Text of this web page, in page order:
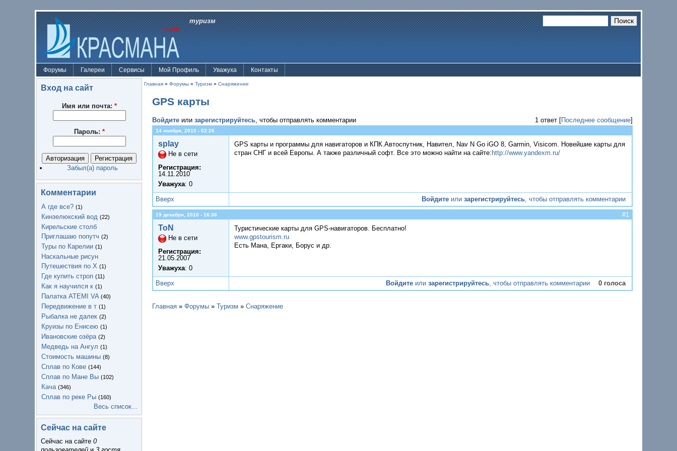
туризм
Форумы Галереи Сервисы Мой Профиль Уважуха Контакты
Вход на сайт
Имя или почта: *
Пароль: *
Забыл(а) пароль
Комментарии
А где все? (1)
Кинзелюкский вод (22)
Кирельские столб
Приглашаю попутч (2)
Туры по Карелии (1)
Наскальные рисун
Путешествия по Х (1)
Где купить строп (11)
Как я научился к (1)
Палатка ATEMI VA (40)
Передвижение в т (1)
Рыбалка не далек (2)
Круизы по Енисею (1)
Ивановские озёра (2)
Медведь на Ангул (1)
Стоимость машины (8)
Сплав по Кове (144)
Сплав по Мане Вы (102)
Кача (346)
Сплав по реке Ры (160)
Весь список...
Сейчас на сайте
Сейчас на сайте 0
Главная » Форумы » Туризм » Снаряжение
GPS карты
Войдите или зарегистрируйтесь, чтобы отправлять комментарии 1 ответ [Последнее сообщение]
14 ноября, 2010 - 02:26
splay
Не в сети
Регистрация:
14.11.2010
Уважуха: 0
GPS карты и программы для навигаторов и КПК.Автоспутник, Навител, Nav N Go iGO 8, Garmin, Visicom. Новейшие карты для
стран СНГ и всей Европы. А также различный софт. Все это можно найти на сайте: http://www.yandexm.ru/
Вверх Войдите илизарегистрируйтесь, чтобы отправлять комментарии
19 декабря, 2010 - 16:36 #1
ToN
Не в сети
Регистрация:
21.05.2007
Уважуха: 0
Туристические карты для GPS-навигаторов. Бесплатно!
www.gpstourism.ru
Есть Мана, Ергаки, Борус и др.
Вверх Войдите илизарегистрируйтесь, чтобы отправлять комментарии 0 голоса
Главная » Форумы » Туризм » Снаряжение